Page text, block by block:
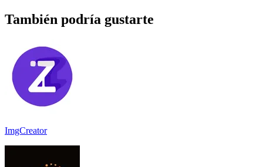
También podría gustarte
ImgCreator